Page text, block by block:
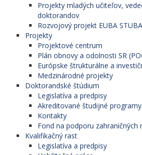
Projekty mladých učiteľov,
doktorandov
Rozvojový projekt EUBA
Projekty
Projektové centrum
Plán obnovy a odolnosti SR
Európske štrukturálne a
Medzinárodné projekty
Doktorandské štúdium
Legislatíva a predpisy
Akreditované študijné programy
Kontakty
Fond na podporu
Kvalifikačný rast
Legislatíva a predpisy